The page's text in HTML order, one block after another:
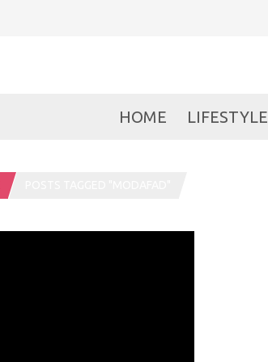
HOME LIFESTYLE